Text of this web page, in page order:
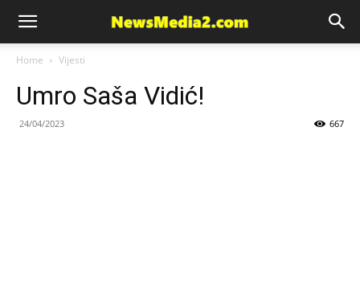
News
Media
Home Vijesti
Umro Saša Vidić!
24/04/2023 667